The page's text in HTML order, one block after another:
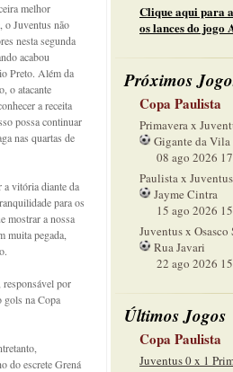
Clique aqui para
os lances do jogo
Próximos
Copa Paulista
Primavera x
Gigante da
08 ago 2026
Paulista x Juventus
Jayme Cintra
15 ago 2026
Juventus x
Rua Javari
22 ago 2026
Últimos Jogos
Copa Paulista
Juventus 0 x 1
melhor
o Juventus não
nesta segunda
acabou
Preto. Além da
o atacante
a receita
possa continuar
nas quartas de
a vitória diante da
para os
mostrar a nossa
muita pegada,
por
gols na Copa
do escrete Grená